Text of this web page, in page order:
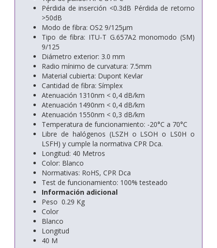
Pérdida de inserción <0.3dB Pérdida de retorno
>50dB
Modo de fibra: OS2 9/125µm
Tipo de fibra: ITU-T G.657A2 monomodo (SM)
9/125
Diámetro exterior: 3.0 mm
Radio mínimo de curvatura: 7.5mm
Material cubierta: Dupont Kevlar
Cantidad de fibra: Símplex
Atenuación 1310nm < 0,4 dB/km
Atenuación 1490nm < 0,4 dB/km
Atenuación 1550nm < 0,3 dB/km
Temperatura de funcionamiento: -20°C a 70°C
Libre de halógenos (LSZH o LSOH o LS0H o
LSFH) y cumple la normativa CPR Dca.
Longitud: 40 Metros
Color: Blanco
Normativas: RoHS, CPR Dca
Test de funcionamiento: 100% testeado
Información adicional
Peso 0.29 Kg
Color
Blanco
Longitud
40 M